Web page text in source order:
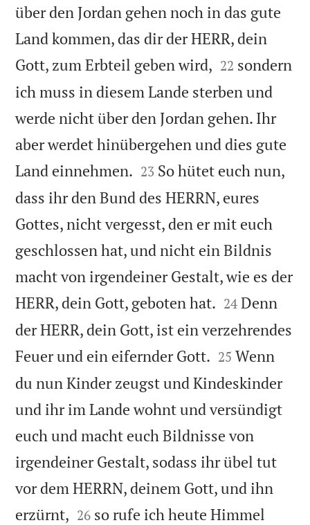
über den Jordan gehen noch in das gute
Land kommen, das dir der HERR, dein
Gott, zum Erbteil geben wird, 

22 sondern
ich muss in diesem Lande sterben und
werde nicht über den Jordan gehen. Ihr
aber werdet hinübergehen und dies gute
Land einnehmen. 

23 So hütet euch nun,
dass ihr den Bund des HERRN, eures
Gottes, nicht vergesst, den er mit euch
geschlossen hat, und nicht ein Bildnis
macht von irgendeiner Gestalt, wie es der
HERR, dein Gott, geboten hat. 

24 Denn
der HERR, dein Gott, ist ein verzehrendes
Feuer und ein eifernder Gott. 

25 Wenn
du nun Kinder zeugst und Kindeskinder
und ihr im Lande wohnt und versündigt
euch und macht euch Bildnisse von
irgendeiner Gestalt, sodass ihr übel tut
vor dem HERRN, deinem Gott, und ihn
erzürnt, 

26 so rufe ich heute Himmel